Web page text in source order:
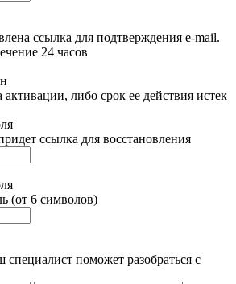
ссылка для подтверждения e-mail.
24 часов
либо срок ее действия истек
ссылка для восстановления
(от 6 символов)
специалист поможет разобраться с